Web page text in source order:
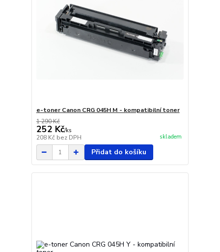
e-toner Canon CRG 045H M - kompatibilní toner
1 290 Kč
252 Kč/ks
208 Kč bez DPH skladem
Přidat do košíku